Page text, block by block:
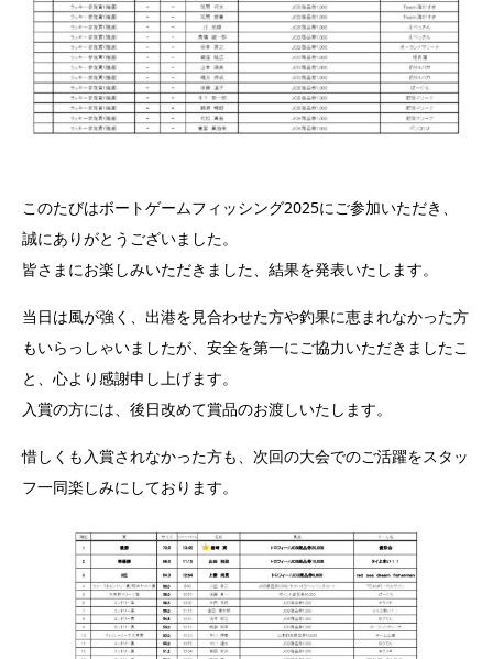
このたびはボートゲームフィッシング2025にご参加いただき、
誠にありがとうございました。
皆さまにお楽しみいただきました、結果を発表いたします。
当日は風が強く、出港を見合わせた方や釣果に恵まれなかった方
もいらっしゃいましたが、安全を第一にご協力いただきましたこ
と、心より感謝申し上げます。
入賞の方には、後日改めて賞品のお渡しいたします。
惜しくも入賞されなかった方も、次回の大会でのご活躍をスタッ
フ一同楽しみにしております。